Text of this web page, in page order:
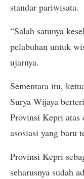
standar pariwisata.
“Salah satunya
pelabuhan untuk
ujarnya.
Sementara itu,
Surya Wijaya
Provinsi Kepri atas
asosiasi yang baru
Provinsi Kepri
seharusnya sudah